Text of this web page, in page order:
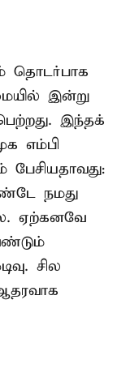
தொடர்பாக
இன்று
இந்தக்
எம்பி
நமது
ஏற்கனவே
சில